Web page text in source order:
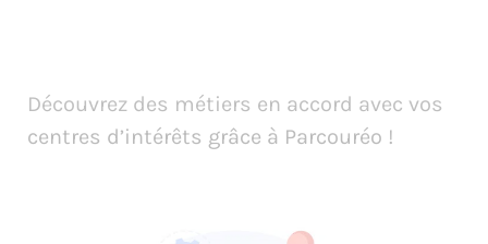
Découvrez des métiers en accord avec vos
centres d’intérêts grâce à Parcouréo !